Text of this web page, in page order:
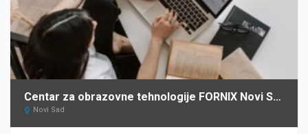
Centar za obrazovne tehnologije FORNIX Novi Sad
Novi Sad